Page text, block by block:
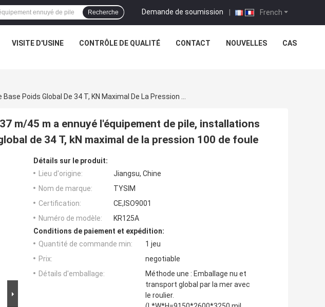
French
Demande de soumission |
Recherche
VISITE D'USINE CONTRÔLE DE QUALITÉ CONTACT NOUVELLES CAS
m/45 m a ennuyé l'équipement de pile, installations
de 34 T, kN maximal de la pression 100 de foule
Détails sur le produit:
Lieu d'origine:
Jiangsu, Chine
Nom de marque:
TYSIM
Certification:
CE,ISO9001
Numéro de modèle:
KR125A
Conditions de paiement et expédition:
Quantité de commande min:
1 jeu
Prix:
negotiable
Détails d'emballage:
Méthode une : Emballage nu et
transport global par la mer avec
le roulier.